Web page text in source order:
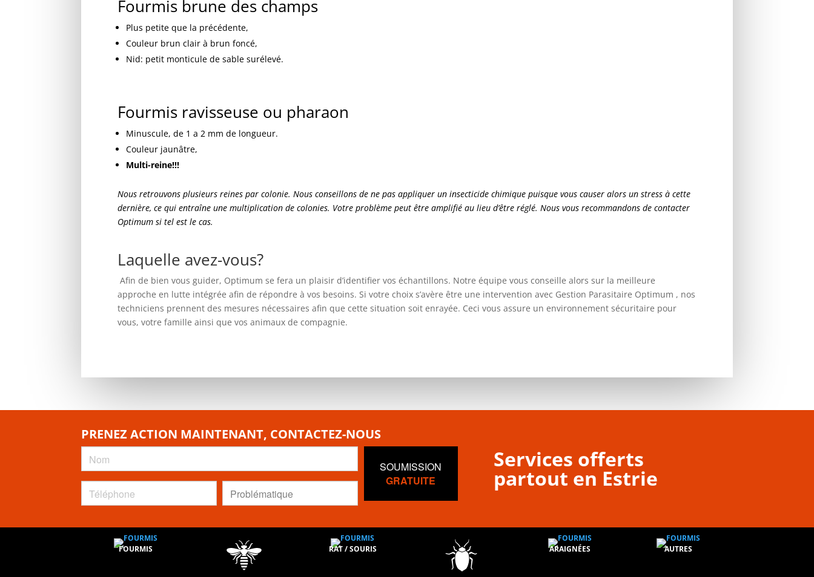
Fourmis brune des champs
Plus petite que la précédente,
Couleur brun clair à brun foncé,
Nid: petit monticule de sable surélevé.
Fourmis ravisseuse ou pharaon
Minuscule, de 1 a 2 mm de longueur.
Couleur jaunâtre,
Multi-reine!!!
Nous retrouvons plusieurs reines par colonie. Nous conseillons de ne pas appliquer un insecticide chimique puisque vous causer alors un stress à cette
dernière, ce qui entraîne une multiplication de colonies. Votre problème peut être amplifié au lieu d’être réglé. Nous vous recommandons de contacter
Optimum si tel est le cas.
Laquelle avez-vous?
Afin de bien vous guider, Optimum se fera un plaisir d’identifier vos échantillons. Notre équipe vous conseille alors sur la meilleure
approche en lutte intégrée afin de répondre à vos besoins. Si votre choix s’avère être une intervention avec Gestion Parasitaire Optimum , nos
techniciens prennent des mesures nécessaires afin que cette situation soit enrayée. Ceci vous assure un environnement sécuritaire pour
vous, votre famille ainsi que vos animaux de compagnie.
PRENEZ ACTION MAINTENANT, CONTACTEZ-NOUS
SOUMISSION
GRATUITE
Services offerts
partout en Estrie
FOURMIS RAT / SOURIS ARAIGNÉES AUTRES